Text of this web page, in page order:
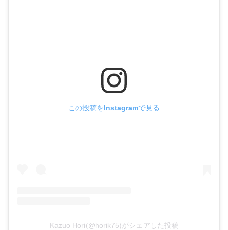
この投稿をInstagramで見る
Kazuo Hori(@horik75)がシェアした投稿